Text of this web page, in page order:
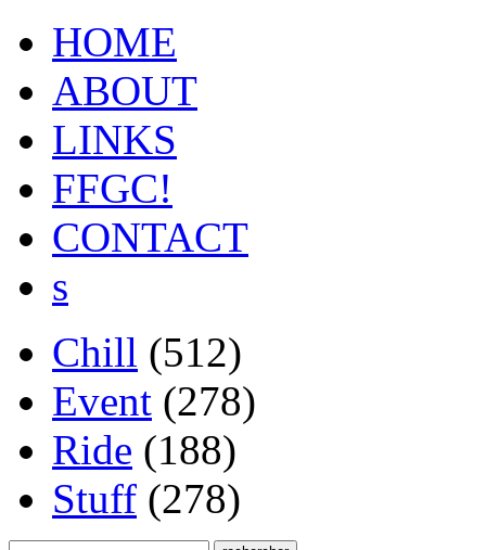
HOME
ABOUT
LINKS
FFGC!
CONTACT
s
Chill (512)
Event (278)
Ride (188)
Stuff (278)